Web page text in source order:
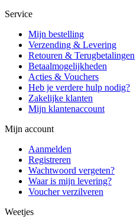
Service
Mijn bestelling
Verzending & Levering
Retouren & Terugbetalingen
Betaalmogelijkheden
Acties & Vouchers
Heb je verdere hulp nodig?
Zakelijke klanten
Mijn klantenaccount
Mijn account
Aanmelden
Registreren
Wachtwoord vergeten?
Waar is mijn levering?
Voucher verzilveren
Weetjes